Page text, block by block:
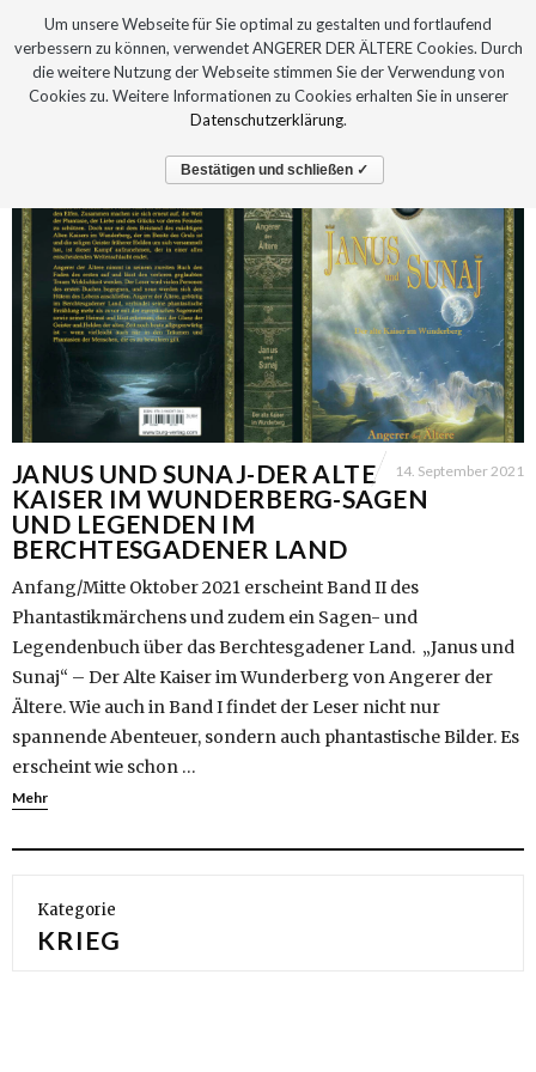
JANUS UND SUNAJ-DER ALTE
KAISER IM WUNDERBERG-SAGEN
UND LEGENDEN IM
BERCHTESGADENER LAND
14. September 2021
Anfang/Mitte Oktober 2021 erscheint Band II des
Phantastikmärchens und zudem ein Sagen- und
Legendenbuch über das Berchtesgadener Land. „Janus und
Sunaj“ – Der Alte Kaiser im Wunderberg von Angerer der
Ältere. Wie auch in Band I findet der Leser nicht nur
spannende Abenteuer, sondern auch phantastische Bilder. Es
erscheint wie schon …
Mehr
Kategorie
KRIEG
Um unsere Webseite für Sie optimal zu gestalten und fortlaufend
verbessern zu können, verwendet ANGERER DER ÄLTERE Cookies. Durch
die weitere Nutzung der Webseite stimmen Sie der Verwendung von
Cookies zu. Weitere Informationen zu Cookies erhalten Sie in unserer
Datenschutzerklärung.
Bestätigen und schließen ✓